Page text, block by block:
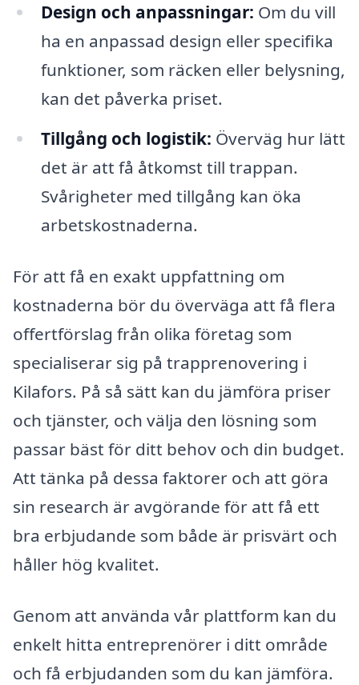
Design och anpassningar: Om du vill
ha en anpassad design eller specifika
funktioner, som räcken eller belysning,
kan det påverka priset.
Tillgång och logistik: Överväg hur lätt
det är att få åtkomst till trappan.
Svårigheter med tillgång kan öka
arbetskostnaderna.
För att få en exakt uppfattning om
kostnaderna bör du överväga att få flera
offertförslag från olika företag som
specialiserar sig på trapprenovering i
Kilafors. På så sätt kan du jämföra priser
och tjänster, och välja den lösning som
passar bäst för ditt behov och din budget.
Att tänka på dessa faktorer och att göra
sin research är avgörande för att få ett
bra erbjudande som både är prisvärt och
håller hög kvalitet.
Genom att använda vår plattform kan du
enkelt hitta entreprenörer i ditt område
och få erbjudanden som du kan jämföra.